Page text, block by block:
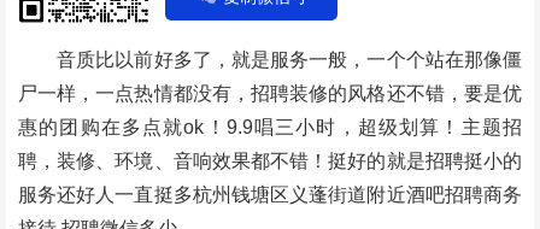
音质比以前好多了，就是服务一般，一个个站在那像僵
尸一样，一点热情都没有，招聘装修的风格还不错，要是优
惠的团购在多点就ok！9.9唱三小时，超级划算！主题招
聘，装修、环境、音响效果都不错！挺好的就是招聘挺小的
服务还好人一直挺多杭州钱塘区义蓬街道附近酒吧招聘商务